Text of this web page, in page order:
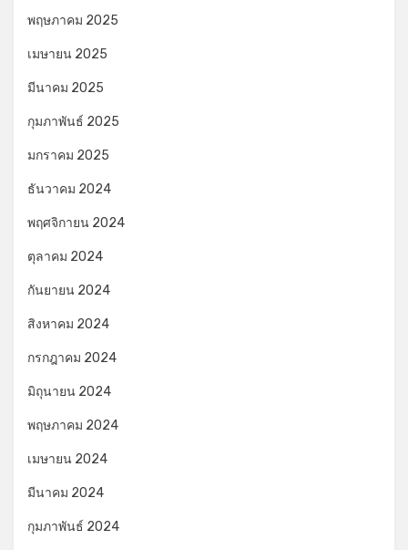
พฤษภาคม 2025
เมษายน 2025
มีนาคม 2025
กุมภาพันธ์ 2025
มกราคม 2025
ธันวาคม 2024
พฤศจิกายน 2024
ตุลาคม 2024
กันยายน 2024
สิงหาคม 2024
กรกฎาคม 2024
มิถุนายน 2024
พฤษภาคม 2024
เมษายน 2024
มีนาคม 2024
กุมภาพันธ์ 2024